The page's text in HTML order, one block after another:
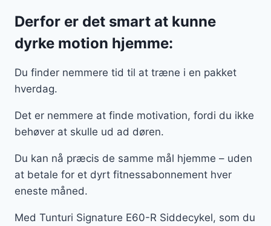
Derfor er det smart at kunne
dyrke motion hjemme:
Du finder nemmere tid til at træne i en pakket
hverdag.
Det er nemmere at finde motivation, fordi du ikke
behøver at skulle ud ad døren.
Du kan nå præcis de samme mål hjemme – uden
at betale for et dyrt fitnessabonnement hver
eneste måned.
Med Tunturi Signature E60-R Siddecykel, som du